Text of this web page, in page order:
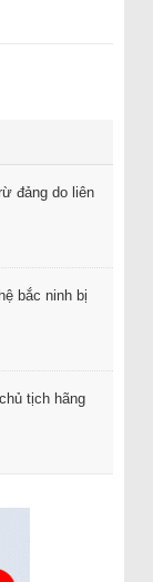
đảng do liên
bắc ninh bị
tịch hãng